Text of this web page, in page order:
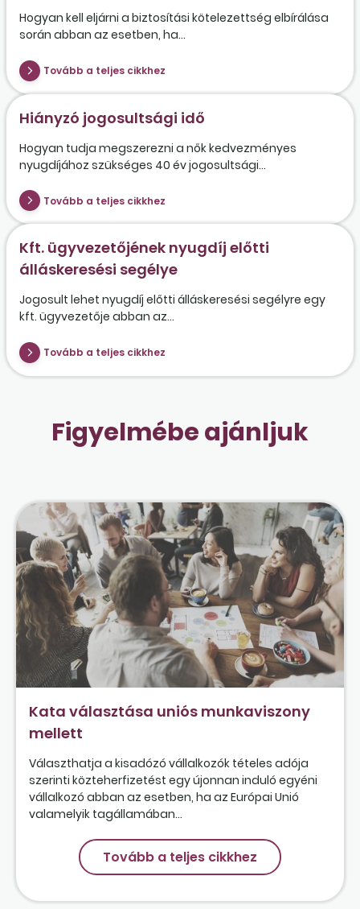
Hogyan kell eljárni a biztosítási kötelezettség elbírálása
során abban az esetben, ha...
Tovább a teljes cikkhez
Hiányzó jogosultsági idő
Hogyan tudja megszerezni a nők kedvezményes
nyugdíjához szükséges 40 év jogosultsági...
Tovább a teljes cikkhez
Kft. ügyvezetőjének nyugdíj előtti
álláskeresési segélye
Jogosult lehet nyugdíj előtti álláskeresési segélyre egy
kft. ügyvezetője abban az...
Tovább a teljes cikkhez
Figyelmébe ajánljuk
Kata választása uniós munkaviszony
mellett
Választhatja a kisadózó vállalkozók tételes adója
szerinti közteherfizetést egy újonnan induló egyéni
vállalkozó abban az esetben, ha az Európai Unió
valamelyik tagállamában...
Tovább a teljes cikkhez